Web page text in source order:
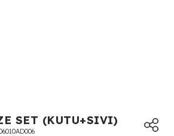
SET (KUTU+SIVI)